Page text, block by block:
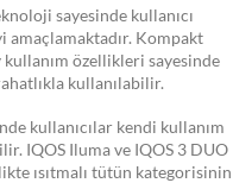
sayesinde kullanıcı
Kompakt
kullanım özellikleri sayesinde
kullanılabilir.
kullanıcılar kendi kullanım
IQOS Iluma ve IQOS 3 DUO
ısıtmalı tütün kategorisinin